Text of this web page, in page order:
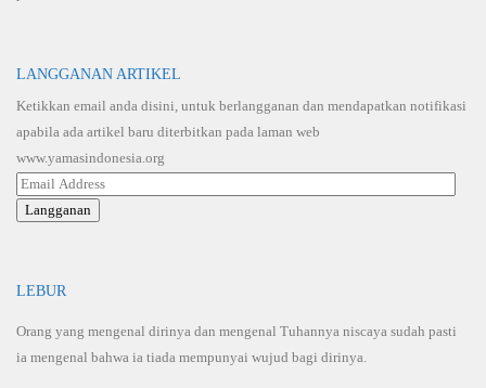
LANGGANAN ARTIKEL
Ketikkan email anda disini, untuk berlangganan dan mendapatkan notifikasi
apabila ada artikel baru diterbitkan pada laman web
www.yamasindonesia.org
Email
Address
Langganan
LEBUR
Orang yang mengenal dirinya dan mengenal Tuhannya niscaya sudah pasti
ia mengenal bahwa ia tiada mempunyai wujud bagi dirinya.